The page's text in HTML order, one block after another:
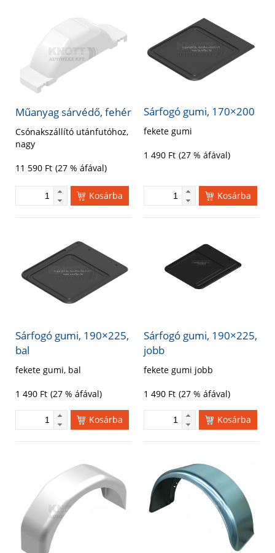
Műanyag sárvédő, fehér
Csónakszállító utánfutóhoz,
nagy
11 590 Ft (27 % áfával)
Kosárba
Sárfogó gumi, 170×200
fekete gumi
1 490 Ft (27 % áfával)
Kosárba
Sárfogó gumi, 190×225,
bal
fekete gumi, bal
1 490 Ft (27 % áfával)
Kosárba
Sárfogó gumi, 190×225,
jobb
fekete gumi jobb
1 490 Ft (27 % áfával)
Kosárba